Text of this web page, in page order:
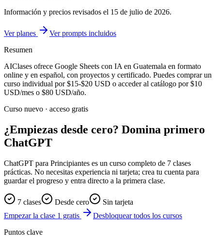
Información y precios revisados el 15 de julio de 2026.
Ver planes
Ver prompts incluidos
Resumen
AIClases ofrece Google Sheets con IA en Guatemala en formato
online y en español, con proyectos y certificado. Puedes comprar un
curso individual por$15-$20 USD o acceder al catálogo por$10
USD/mes o $80 USD/año.
Curso nuevo · acceso gratis
¿Empiezas desde cero? Domina primero
ChatGPT
ChatGPT para Principiantes es un curso completo de 7 clases
prácticas. No necesitas experiencia ni tarjeta; crea tu cuenta para
guardar el progreso y entra directo a la primera clase.
7 clases Desde cero
Sin tarjeta
Empezar la clase 1 gratis
Desbloquear todos los cursos
Puntos clave